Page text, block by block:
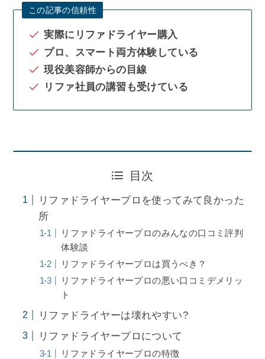
この記事の信頼性
実際にリファドライヤー購入
プロ、スマート両方体験している
現役美容師からの目線
リファ社員の講習も受けている
目次
リファドライヤープロを使ってみて良かった
所
リファドライヤープロのみんなの口コミ評判
体験談
リファドライヤープロは買うべき？
リファドライヤープロの悪い口コミデメリッ
ト
リファドライヤーは壊れやすい?
リファドライヤープロについて
リファドライヤープロの特徴